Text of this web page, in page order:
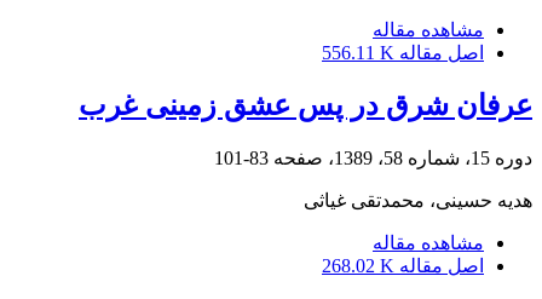
مشاهده مقاله
اصل مقاله 556.11 K
عرفان شرق در پس عشق زمینی غرب
دوره 15، شماره 58، 1389، صفحه 83-101
هدیه حسینی، محمدتقی غیاثی
مشاهده مقاله
اصل مقاله 268.02 K